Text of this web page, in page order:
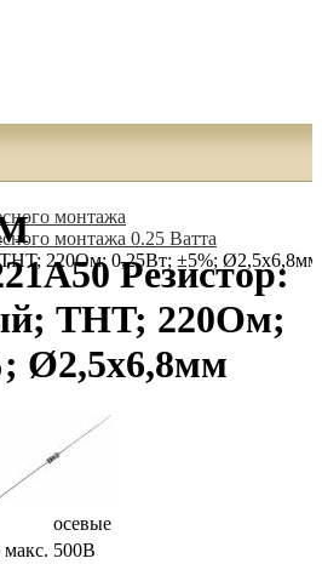
монтажа
монтажа 0.25 Ватта
THT; 220Ом; 0,25Вт; ±5%; Ø2,5x6,8мм
Резистор:
THT; 220Ом;
Ø2,5x6,8мм
осевые
500В